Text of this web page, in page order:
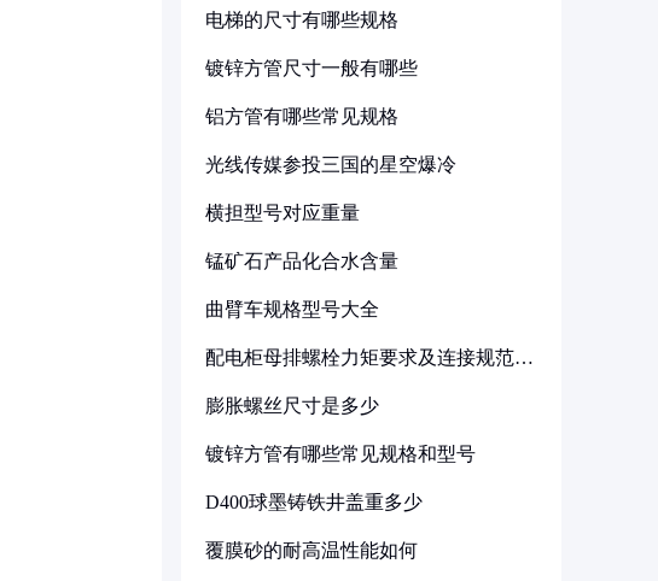
电梯的尺寸有哪些规格
镀锌方管尺寸一般有哪些
铝方管有哪些常见规格
光线传媒参投三国的星空爆冷
横担型号对应重量
锰矿石产品化合水含量
曲臂车规格型号大全
配电柜母排螺栓力矩要求及连接规范详
膨胀螺丝尺寸是多少
镀锌方管有哪些常见规格和型号
D400球墨铸铁井盖重多少
覆膜砂的耐高温性能如何